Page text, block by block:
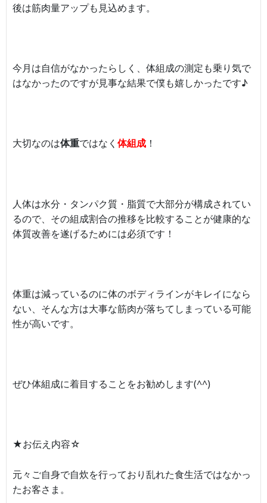
後は筋肉量アップも見込めます。
今月は自信がなかったらしく、体組成の測定も乗り気で
はなかったのですが見事な結果で僕も嬉しかったです♪
大切なのは体重ではなく 体組成 ！
人体は水分・タンパク質・脂質で大部分が構成されてい
るので、その組成割合の推移を比較することが健康的な
体質改善を遂げるためには必須です！
体重は減っているのに体のボディラインがキレイになら
ない、そんな方は大事な筋肉が落ちてしまっている可能
性が高いです。
ぜひ体組成に着目することをお勧めします(^^)
★お伝え内容☆
元々ご自身で自炊を行っており乱れた食生活ではなかっ
たお客さま。